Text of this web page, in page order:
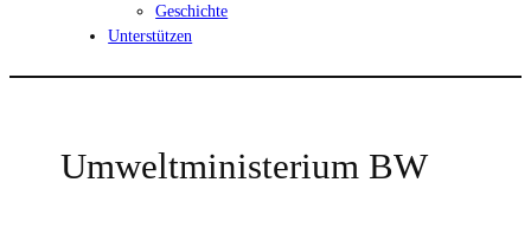
Geschichte
Unterstützen
Umweltministerium BW